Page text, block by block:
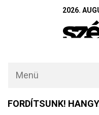
2026.
Menü
FORDÍTSUNK!